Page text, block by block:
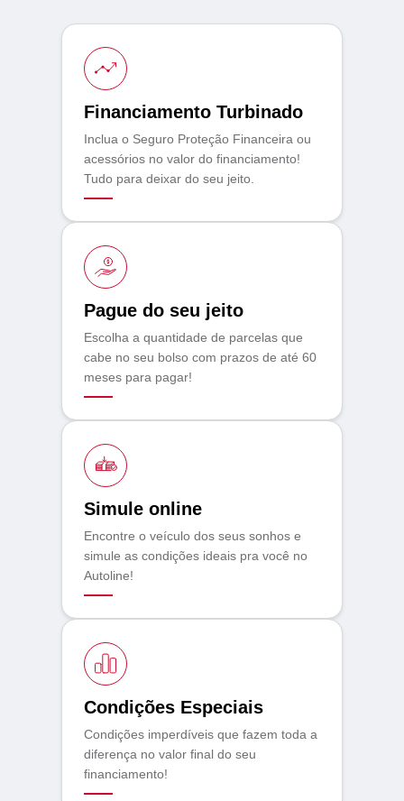
Financiamento Turbinado
Inclua o Seguro Proteção Financeira ou
acessórios no valor do financiamento!
Tudo para deixar do seu jeito.
Pague do seu jeito
Escolha a quantidade de parcelas que
cabe no seu bolso com prazos de até 60
meses para pagar!
Simule online
Encontre o veículo dos seus sonhos e
simule as condições ideais pra você no
Autoline!
Condições Especiais
Condições imperdíveis que fazem toda a
diferença no valor final do seu
financiamento!